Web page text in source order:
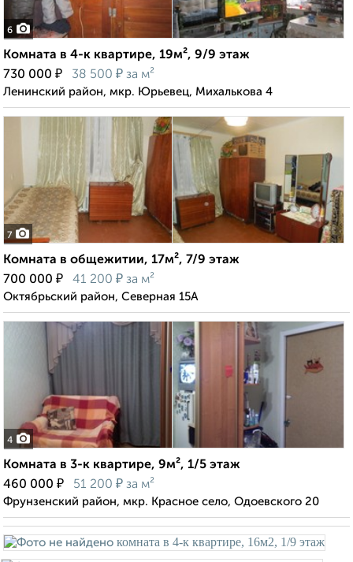
6
Комната в 4-к квартире, 19м², 9/9 этаж
730 000 ₽ 38 500 ₽ за м²
Ленинский район, мкр. Юрьевец, Михалькова 4
7
Комната в общежитии, 17м², 7/9 этаж
700 000 ₽ 41 200 ₽ за м²
Октябрьский район, Северная 15А
4
Комната в 3-к квартире, 9м², 1/5 этаж
460 000 ₽ 51 200 ₽ за м²
Фрунзенский район, мкр. Красное село, Одоевского 20